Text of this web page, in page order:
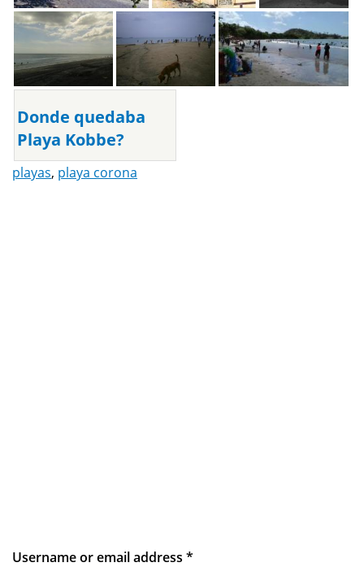
Donde quedaba
Playa Kobbe?
playas, playa corona
Username or email address *